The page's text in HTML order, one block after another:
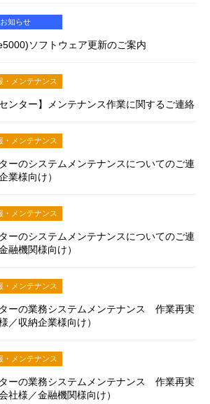
お知らせ
ソフトウェア更新のご案内
・メンテナンス
ンター】メンテナンス作業に関するご連絡
・メンテナンス
ーのシステムメンテナンスについてのご連
業様向け）
・メンテナンス
ーのシステムメンテナンスについてのご連
融機関様向け）
・メンテナンス
ーの業務システムメンテナンス 作業再実
／収納企業様向け）
・メンテナンス
ーの業務システムメンテナンス 作業再実
社様／金融機関様向け）